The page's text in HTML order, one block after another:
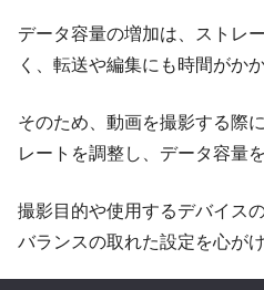
データ容量の増加は、ストレ
く、転送や編集にも時間がか
そのため、動画を撮影する際
レートを調整し、データ容量
撮影目的や使用するデバイス
バランスの取れた設定を心が